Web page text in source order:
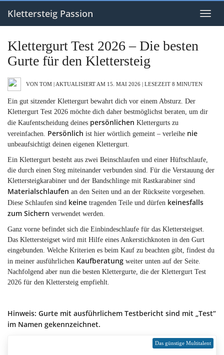
Toggle
Klettersteig Passion
Klettergurt Test 2026 – Die besten
Gurte für den Klettersteig
VON TOM | AKTUALISIERT AM 15. MAI 2026 | LESEZEIT 8 MINUTEN
Ein gut sitzender Klettergurt bewahrt dich vor einem Absturz. Der
Klettergurt Test 2026 möchte dich daher bestmöglichst beraten, um dir
die Kaufentscheidung deines persönlichen Klettergurts zu
vereinfachen. Persönlich ist hier wörtlich gemeint – verleihe nie
unbeaufsichtigt deinen eigenen Klettergurt.
Ein Klettergurt besteht aus zwei Beinschlaufen und einer Hüftschlaufe,
die durch einen Steg miteinander verbunden sind. Für die Verstauung der
Klettersteigkarabiner und der Bandschlinge mit Rastkarabiner sind
Materialschlaufen an den Seiten und an der Rückseite vorgesehen.
Diese Schlaufen sind keine tragenden Teile und dürfen keinesfalls
zum Sichern verwendet werden.
Ganz vorne befindet sich die Einbindeschlaufe für das Klettersteigset.
Das Klettersteigset wird mit Hilfe eines Ankerstichknoten in den Gurt
eingebunden. Welche Kriterien es beim Kauf zu beachten gibt, findest du
in meiner ausführlichen Kaufberatung weiter unten auf der Seite.
Nachfolgend aber nun die besten Klettergurte, die der Klettergurt Test
2026 für den Klettersteig empfiehlt.
Hinweis: Gurte mit ausführlichem Testbericht sind mit „Test“
im Namen gekennzeichnet.
Das günstige Multitalent